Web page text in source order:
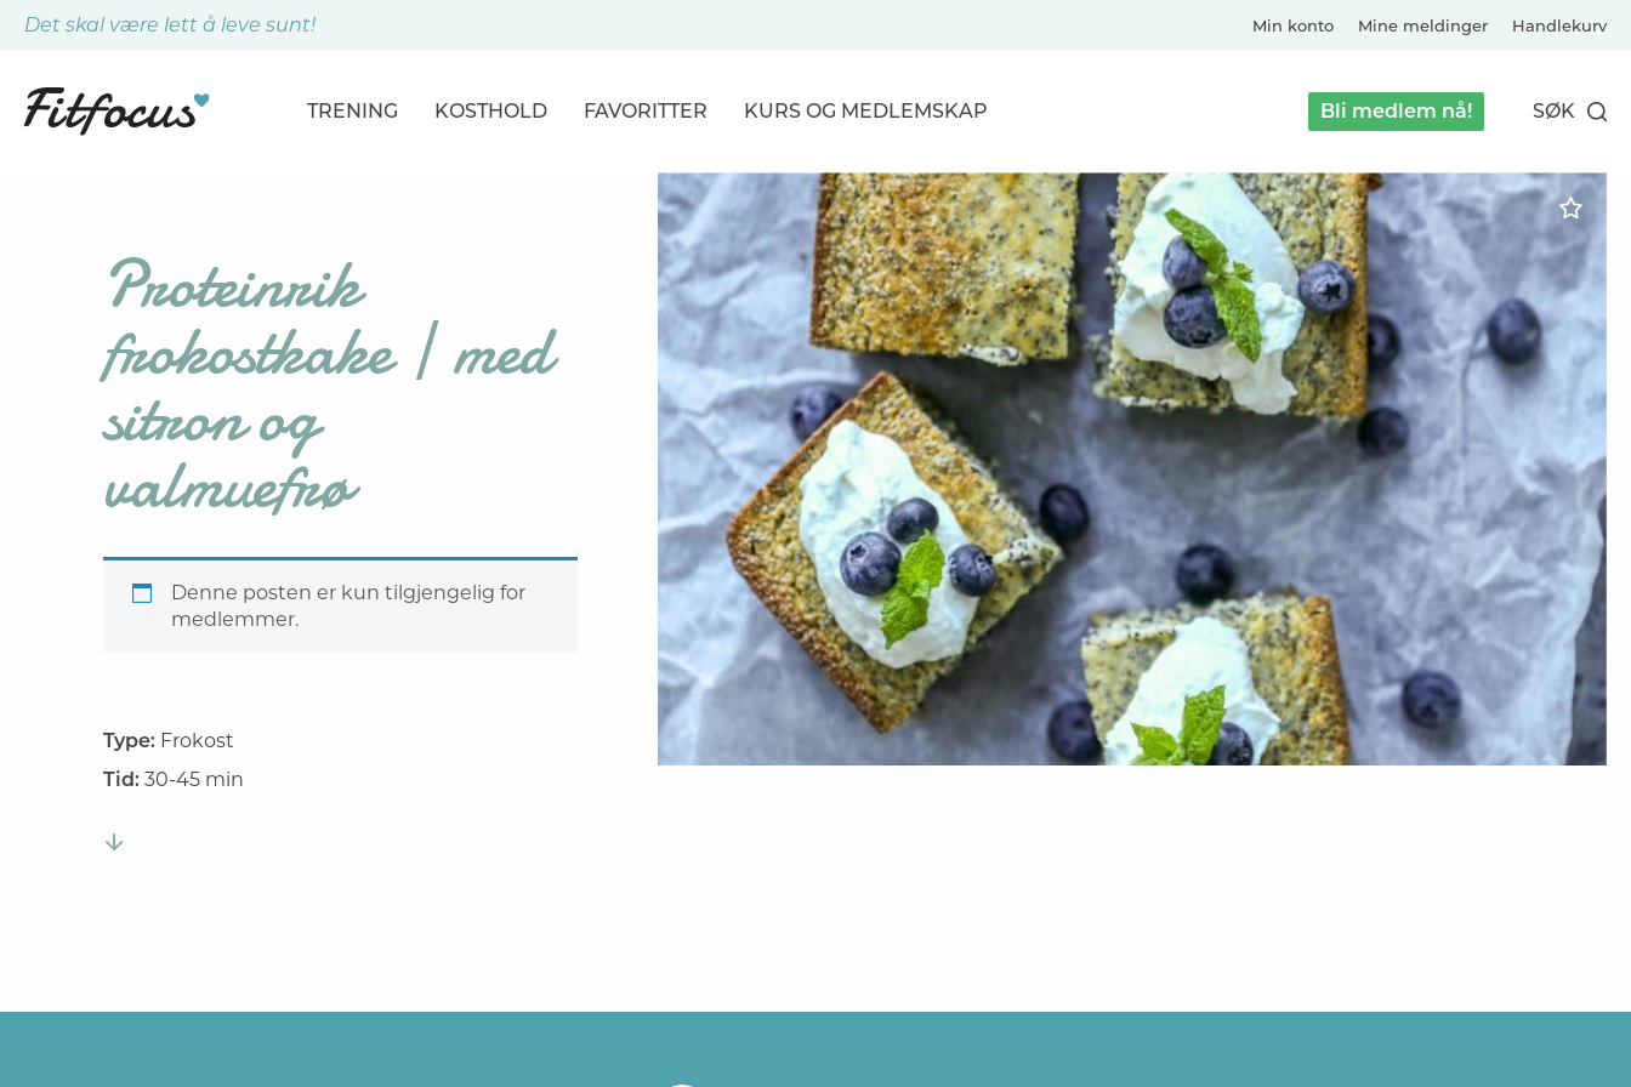
Det skal være lett å leve sunt! Min konto Mine meldinger Handlekurv
TRENING
ØVELSER
KOSTHOLD FAVORITTER KURS OG MEDLEMSKAP Bli medlem nå! SØK
Proteinrik
frokostkake | med
sitron og
valmuefrø
Denne posten er kun tilgjengelig for
medlemmer.
Type: Frokost
Tid:30-45 min